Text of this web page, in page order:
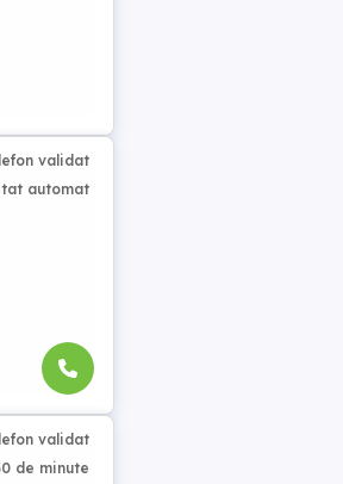
validat
automat
validat
de minute